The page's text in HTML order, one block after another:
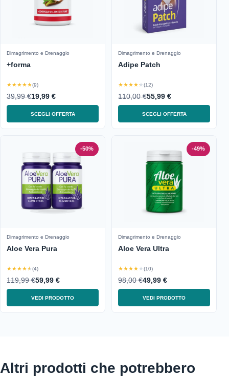
Dimagrimento e Drenaggio
+forma
★★★★★(9)
39,99 €19,99 €
SCEGLI OFFERTA
Dimagrimento e Drenaggio
Adipe Patch
★★★★★(12)
110,00 €55,99 €
SCEGLI OFFERTA
-50%
Dimagrimento e Drenaggio
Aloe Vera Pura
★★★★★(4)
119,99 €59,99 €
VEDI PRODOTTO
-49%
Dimagrimento e Drenaggio
Aloe Vera Ultra
★★★★★(10)
98,00 €49,99 €
VEDI PRODOTTO
Altri prodotti che potrebbero